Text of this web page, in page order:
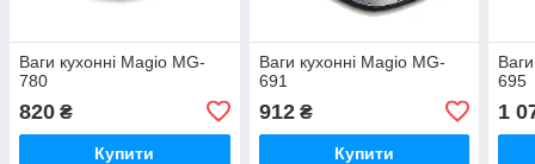
Ваги кухонні Magio MG-
780
820 ₴
Купити
Ваги кухонні Magio MG-
691
912₴
Купити
695
1